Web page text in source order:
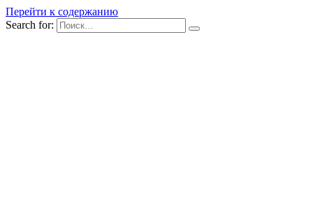
Перейти к содержанию
Search for: